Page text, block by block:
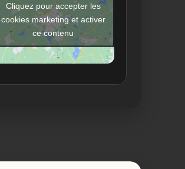
Cliquez pour accepter les
cookies marketing et activer
ce contenu